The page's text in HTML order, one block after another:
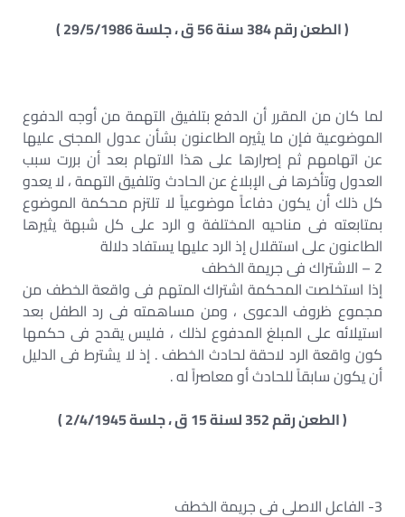
( الطعن رقم 384 سنة 56 ق ، جلسة 29/5/1986 )
لما كان من المقرر أن الدفع بتلفيق التهمة من أوجه الدفوع
الموضوعية فإن ما يثيره الطاعنون بشأن عدول المجنى عليها
عن اتهامهم ثم إصرارها على هذا الاتهام بعد أن بررت سبب
العدول وتأخرها فى الإبلاغ عن الحادث وتلفيق التهمة ، لا يعدو
كل ذلك أن يكون دفاعاً موضوعياً لا تلتزم محكمة الموضوع
بمتابعته فى مناحيه المختلفة و الرد على كل شبهة يثيرها
الطاعنون على استقلال إذ الرد عليها يستفاد دلالة
2 – الاشتراك فى جريمة الخطف
إذا استخلصت المحكمة اشتراك المتهم فى واقعة الخطف من
مجموع ظروف الدعوى ، ومن مساهمته فى رد الطفل بعد
استيلائه على المبلغ المدفوع لذلك ، فليس يقدح فى حكمها
كون واقعة الرد لاحقة لحادث الخطف . إذ لا يشترط فى الدليل
أن يكون سابقاً للحادث أو معاصراً له .
( الطعن رقم 352 لسنة 15 ق ، جلسة 2/4/1945 )
3- الفاعل الاصلى فى جريمة الخطف